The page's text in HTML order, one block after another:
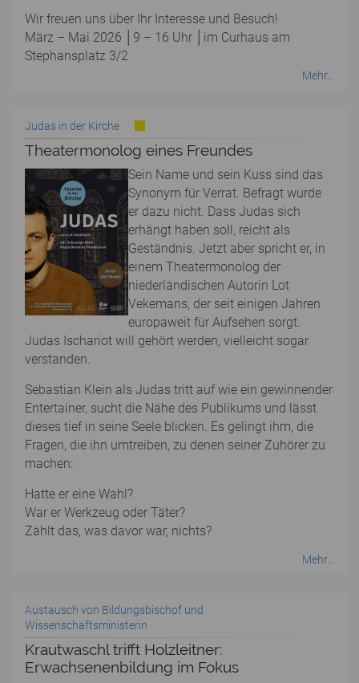
Wir freuen uns über Ihr Interesse und Besuch!
März – Mai 2026 │9 – 16 Uhr │im Curhaus am
Stephansplatz 3/2
Mehr...
Judas in der Kirche
Theatermonolog eines Freundes
Sein Name und sein Kuss sind das
Synonym für Verrat. Befragt wurde
er dazu nicht. Dass Judas sich
erhängt haben soll, reicht als
Geständnis. Jetzt aber spricht er, in
einem Theatermonolog der
niederländischen Autorin Lot
Vekemans, der seit einigen Jahren
europaweit für Aufsehen sorgt.
Judas Ischariot will gehört werden, vielleicht sogar
verstanden.
Sebastian Klein als Judas tritt auf wie ein gewinnender
Entertainer, sucht die Nähe des Publikums und lässt
dieses tief in seine Seele blicken. Es gelingt ihm, die
Fragen, die ihn umtreiben, zu denen seiner Zuhörer zu
machen:
Hatte er eine Wahl?
War er Werkzeug oder Täter?
Zählt das, was davor war, nichts?
Mehr...
Austausch von Bildungsbischof und
Wissenschaftsministerin
Krautwaschl trifft Holzleitner:
Erwachsenenbildung im Fokus